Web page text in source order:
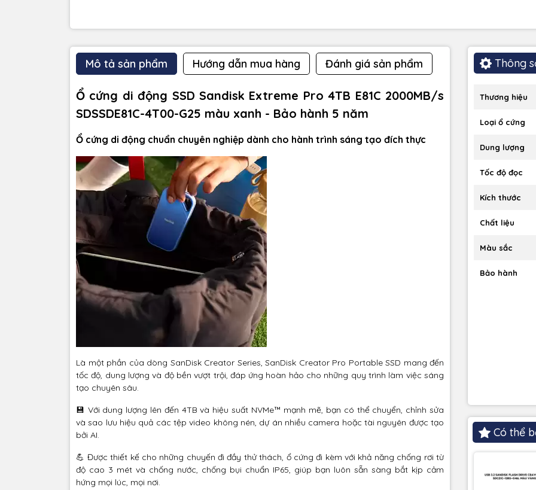
Mô tả sản phẩm Hướng dẫn mua hàng Đánh giá sản phẩm
Ổ cứng di động SSD Sandisk Extreme Pro 4TB E81C 2000MB/s
SDSSDE81C-4T00-G25 màu xanh - Bảo hành 5 năm
Ổ cứng di động chuẩn chuyên nghiệp dành cho hành trình sáng tạo đích thực
Là một phần của dòng SanDisk Creator Series, SanDisk Creator Pro Portable SSD mang đến
tốc độ, dung lượng và độ bền vượt trội, đáp ứng hoàn hảo cho những quy trình làm việc sáng
tạo chuyên sâu.
💾 Với dung lượng lên đến 4TB và hiệu suất NVMe™ mạnh mẽ, bạn có thể chuyển, chỉnh sửa
và sao lưu hiệu quả các tệp video không nén, dự án nhiều camera hoặc tài nguyên được tạo
bởi AI.
💪 Được thiết kế cho những chuyến đi đầy thử thách, ổ cứng đi kèm với khả năng chống rơi từ
độ cao 3 mét và chống nước, chống bụi chuẩn IP65, giúp bạn luôn sẵn sàng bắt kịp cảm
hứng mọi lúc, mọi nơi.
Thông
Thương hiệu
Loại ổ cứng
Dung lượng
Tốc độ đọc
Kích thước
Chất liệu
Màu sắc
Bảo hành
Có thể